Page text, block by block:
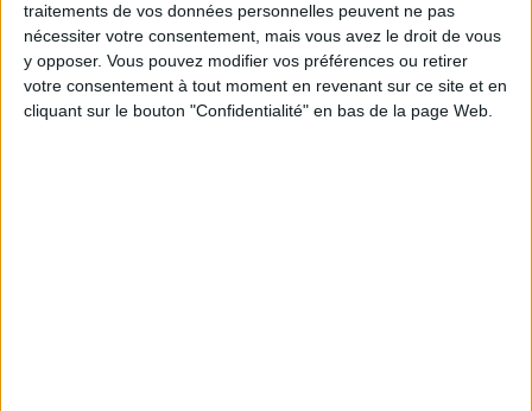
traitements de vos données personnelles peuvent ne pas
nécessiter votre consentement, mais vous avez le droit de vous
y opposer. Vous pouvez modifier vos préférences ou retirer
votre consentement à tout moment en revenant sur ce site et en
cliquant sur le bouton "Confidentialité" en bas de la page Web.
LES SPF 50 QUI DONNENT ENVIE DE SE TARTINER